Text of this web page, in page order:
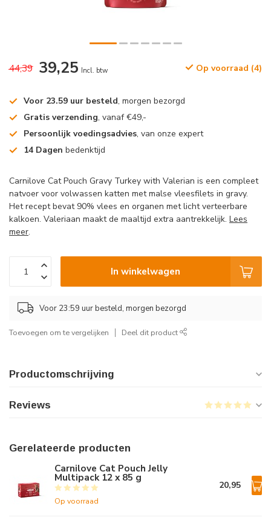
44,39 39,25 Incl. btw Op voorraad (4)
Voor 23.59 uur besteld, morgen bezorgd
Gratis verzending, vanaf €49,-
Persoonlijk voedingsadvies, van onze expert
14 Dagen bedenktijd
Carnilove Cat Pouch Gravy Turkey with Valerian is een compleet
natvoer voor volwassen katten met malse vleesfilets in gravy.
Het recept bevat 90% vlees en organen met licht verteerbare
kalkoen. Valeriaan maakt de maaltijd extra aantrekkelijk. Lees
meer.
In winkelwagen
Voor 23:59 uur besteld, morgen bezorgd
Toevoegen om te vergelijken Deel dit product
Productomschrijving
Reviews
Gerelateerde producten
Carnilove Cat Pouch Jelly
Multipack 12 x 85 g
Op voorraad
20,95